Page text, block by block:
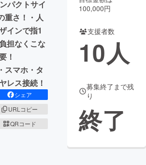
り・地域活性化
Social Good
CAMPFIRE Creation
るさと納税machi-ya コミュニティ
パクトサイ
重さ！・人
インで指1
担なくこな
！
スマホ・タ
レス接続！
シェア
URLコピー
QRコード
100,000円
支援者数
10人
募集終了まで残
り
終了